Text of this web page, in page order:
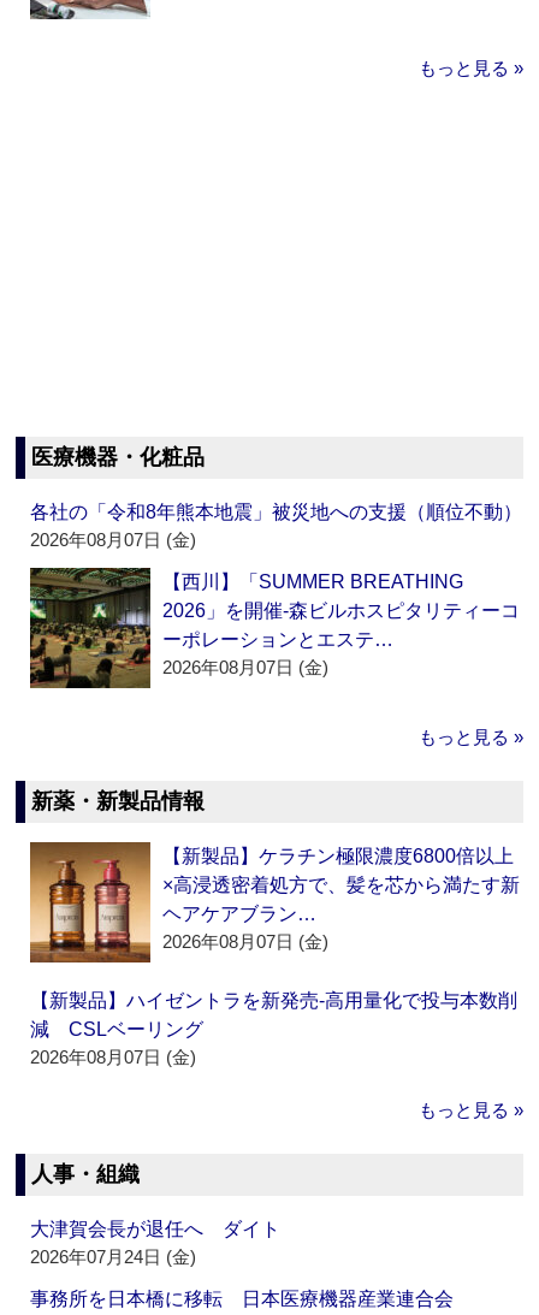
もっと見る »
医療機器・化粧品
各社の「令和8年熊本地震」被災地への支援（順位不動）
2026年08月07日 (金)
【西川】「SUMMER BREATHING
2026」を開催‐森ビルホスピタリティーコ
ーポレーションとエステ…
2026年08月07日 (金)
もっと見る »
新薬・新製品情報
【新製品】ケラチン極限濃度6800倍以上
×高浸透密着処方で、髪を芯から満たす新
ヘアケアブラン…
2026年08月07日 (金)
【新製品】ハイゼントラを新発売‐高用量化で投与本数削
減 CSLベーリング
2026年08月07日 (金)
もっと見る »
人事・組織
大津賀会長が退任へ ダイト
2026年07月24日 (金)
事務所を日本橋に移転 日本医療機器産業連合会